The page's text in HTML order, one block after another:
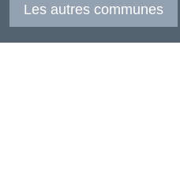
Les autres communes